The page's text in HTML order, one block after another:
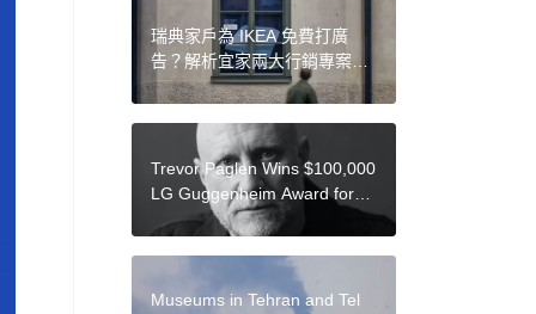
瑞典家戶為 IKEA 免費打廣
告？解析宜家兩大行銷專案：
好的廣告不在花俏，在於準確
Trevor Paglen Wins $100,000
LG Guggenheim Award for
Art and Technology
Museums in Tehran and Tel